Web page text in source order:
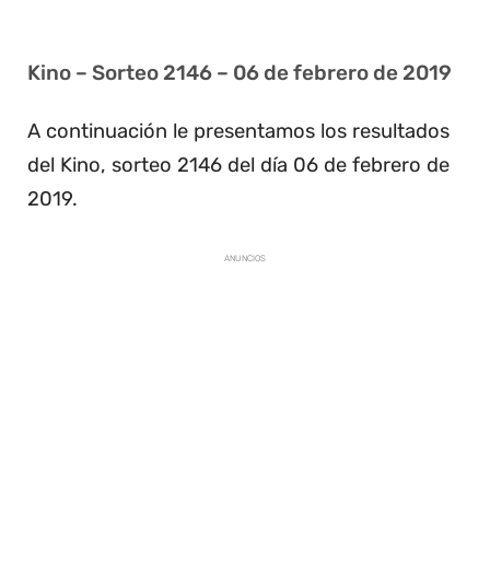
Kino – Sorteo 2146 – 06 de febrero de 2019
A continuación le presentamos los resultados
del Kino, sorteo 2146 del día 06 de febrero de
2019.
ANUNCIOS